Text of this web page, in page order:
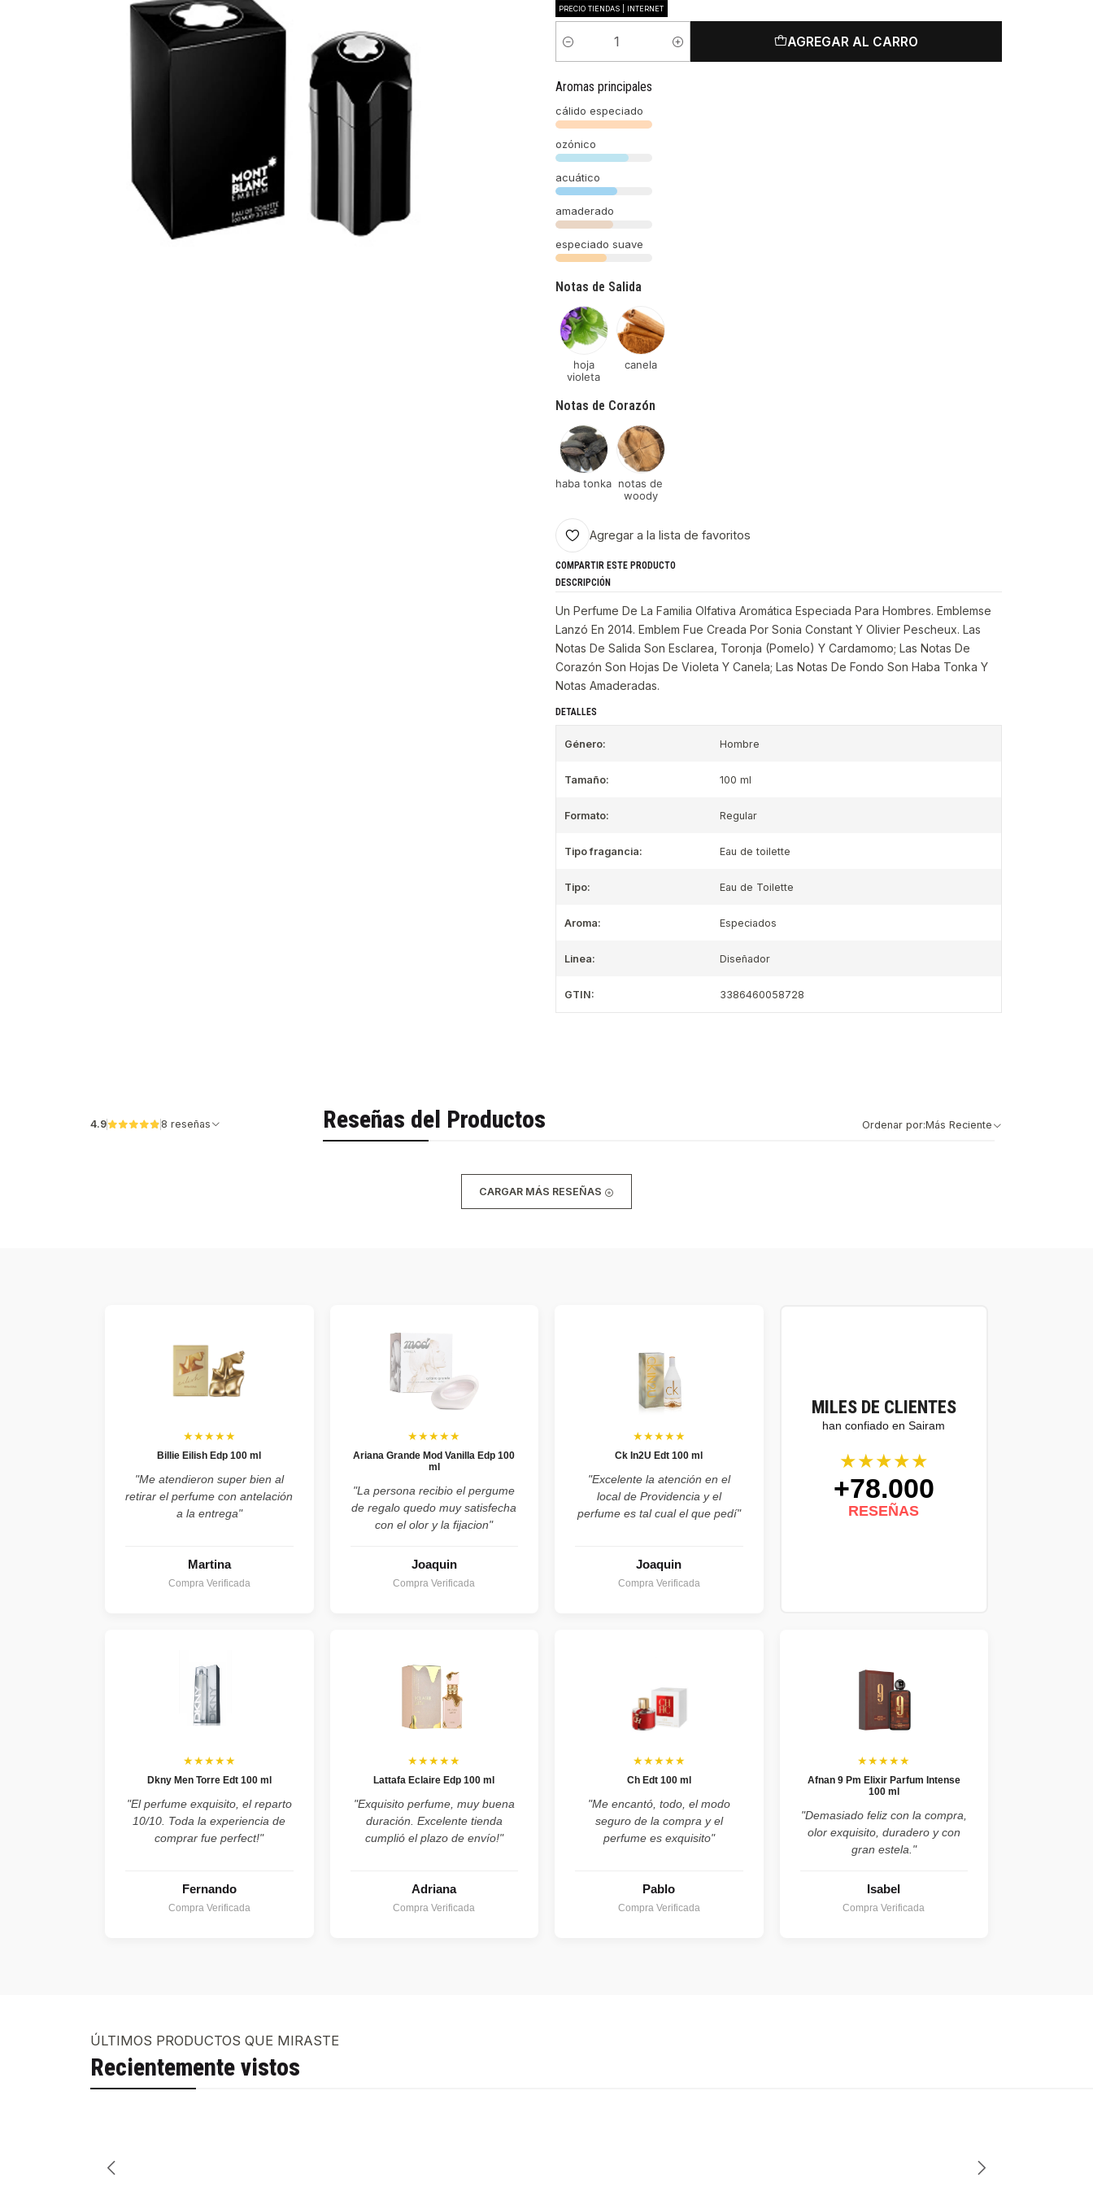
PRECIO TIENDAS | INTERNET
Cantidad
AGREGAR AL CARRO
Aromas principales
cálido especiado
ozónico
acuático
amaderado
especiado suave
Notas de Salida
hoja
violeta
canela
Notas de Corazón
haba tonka notas de
woody
Agregar a la lista de favoritos
COMPARTIR ESTE PRODUCTO
DESCRIPCIÓN
Un Perfume De La Familia Olfativa Aromática Especiada Para Hombres. Emblemse
Lanzó En 2014. Emblem Fue Creada Por Sonia Constant Y Olivier Pescheux. Las
Notas De Salida Son Esclarea, Toronja (Pomelo) Y Cardamomo; Las Notas De
Corazón Son Hojas De Violeta Y Canela; Las Notas De Fondo Son Haba Tonka Y
Notas Amaderadas.
DETALLES
Género: Hombre
Tamaño: 100 ml
Formato: Regular
Tipo fragancia: Eau de toilette
Tipo: Eau de Toilette
Aroma: Especiados
Linea: Diseñador
GTIN: 3386460058728
Reseñas del Productos
4.9 8 reseñas Ordenar por:Más Reciente
CARGAR MÁS RESEÑAS
MILES DE CLIENTES
han confiado en Sairam
★★★★★
+78.000
RESEÑAS
★★★★★
Billie Eilish Edp 100 ml
"Me atendieron super bien al
retirar el perfume con antelación
a la entrega"
Martina
Compra Verificada
★★★★★
Ariana Grande Mod Vanilla Edp 100
ml
"La persona recibio el pergume
de regalo quedo muy satisfecha
con el olor y la fijacion"
Joaquin
Compra Verificada
★★★★★
Ck In2U Edt 100 ml
"Excelente la atención en el
local de Providencia y el
perfume es tal cual el que pedí"
Joaquin
Compra Verificada
★★★★★
Dkny Men Torre Edt 100 ml
"El perfume exquisito, el reparto
10/10. Toda la experiencia de
comprar fue perfect!"
Fernando
Compra Verificada
★★★★★
Lattafa Eclaire Edp 100 ml
"Exquisito perfume, muy buena
duración. Excelente tienda
cumplió el plazo de envío!"
Adriana
Compra Verificada
★★★★★
Ch Edt 100 ml
"Me encantó, todo, el modo
seguro de la compra y el
perfume es exquisito"
Pablo
Compra Verificada
★★★★★
Afnan 9 Pm Elixir Parfum Intense
100 ml
"Demasiado feliz con la compra,
olor exquisito, duradero y con
gran estela."
Isabel
Compra Verificada
ÚLTIMOS PRODUCTOS QUE MIRASTE
Recientemente vistos